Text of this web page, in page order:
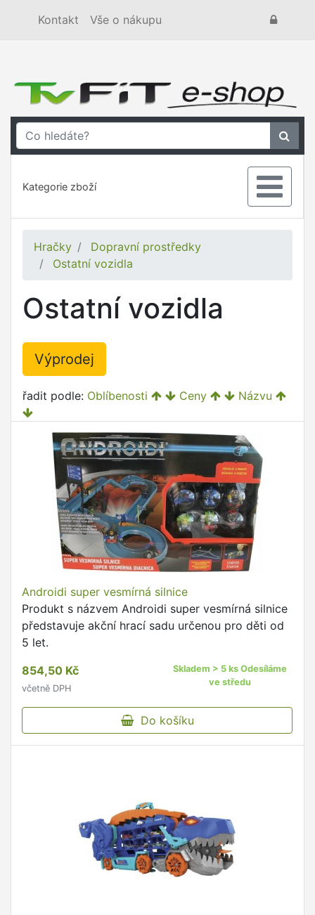
Kontakt Vše o nákupu
Kategorie zboží
Hračky
Dopravní prostředky
Ostatní vozidla
Ostatní vozidla
Výprodej
řadit podle: Oblíbenosti Ceny Názvu
Androidi super vesmírná silnice
Produkt s názvem Androidi super vesmírná silnice
představuje akční hrací sadu určenou pro děti od
5 let.
854,50 Kč
včetně DPH
Skladem > 5 ks Odesíláme
ve středu
Do košíku